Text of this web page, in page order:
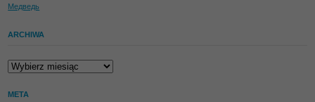
Медведь
ARCHIWA
Archiwa
META